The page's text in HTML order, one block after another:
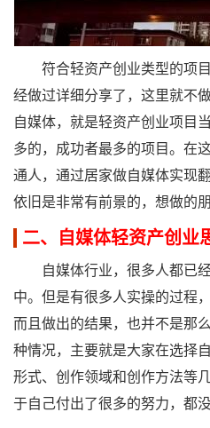
符合轻资产创业类型的项目
经做过详细分享了，这里就不
自媒体，就是轻资产创业项目
多的，成功者最多的项目。在
通人，通过居家做自媒体实现
依旧是非常有前景的，想做的
二、自媒体轻资产创业
自媒体行业，很多人都已经
中。但是有很多人实操的过程
而且做出的结果，也并不是那
种情况，主要就是大家在选择
形式、创作领域和创作方法等
于自己付出了很多的努力，都